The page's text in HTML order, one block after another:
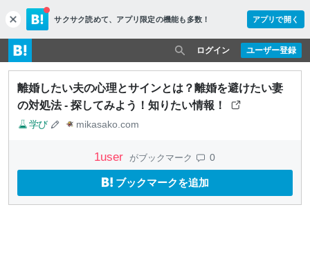
c
l
o
s
e
サクサク読めて、 アプリ限定の機能も多数！ アプリで開く
ユーザー登録
ログイン
離婚したい夫の心理とサインとは？離婚を避けたい妻
の対処法 - 探してみよう！知りたい情報！
学び mikasako.com
1user がブックマーク 0
ブックマークを追加